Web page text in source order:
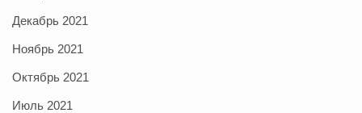
Декабрь 2021
Ноябрь 2021
Октябрь 2021
Июль 2021